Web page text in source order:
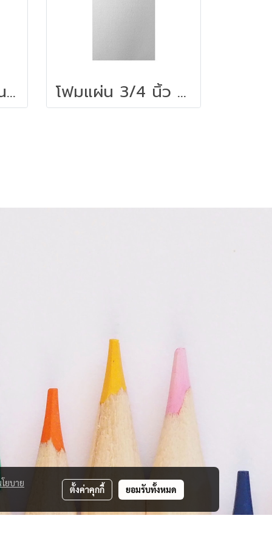
โฟมแผ่น 2 นิ้ว ขนาด 60 x 120 ซม.สีขาว โฟมแผ่น 3/4 นิ้ว ขนาด 60 x 120 ซม.สีขาว
ยบาย
ตั้งค่าคุกกี้ ยอมรับทั้งหมด